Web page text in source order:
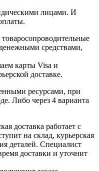
лицами. И
средствами,
карты Visa и
доставке.
ресурсами, при
Либо через 4 варианта
доставка работает с
на склад, курьерская
деталей. Специалист
доставки и уточнит